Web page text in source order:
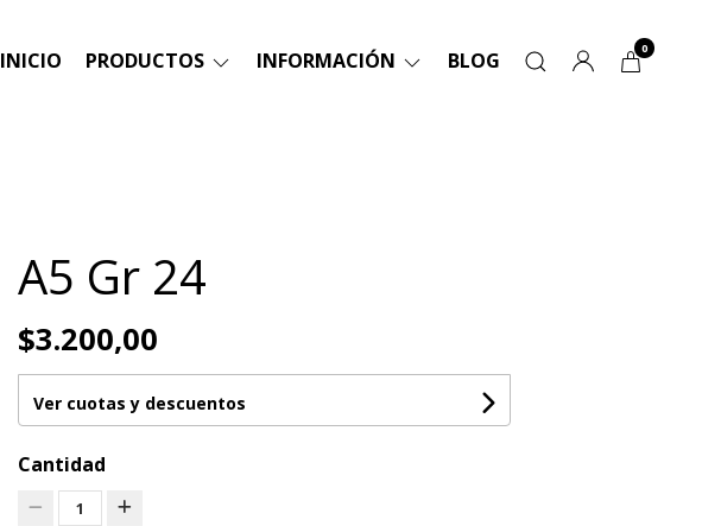
INICIO PRODUCTOS INFORMACIÓN BLOG 0
A5 Gr 24
$3.200,00
Ver cuotas y descuentos
Cantidad
1